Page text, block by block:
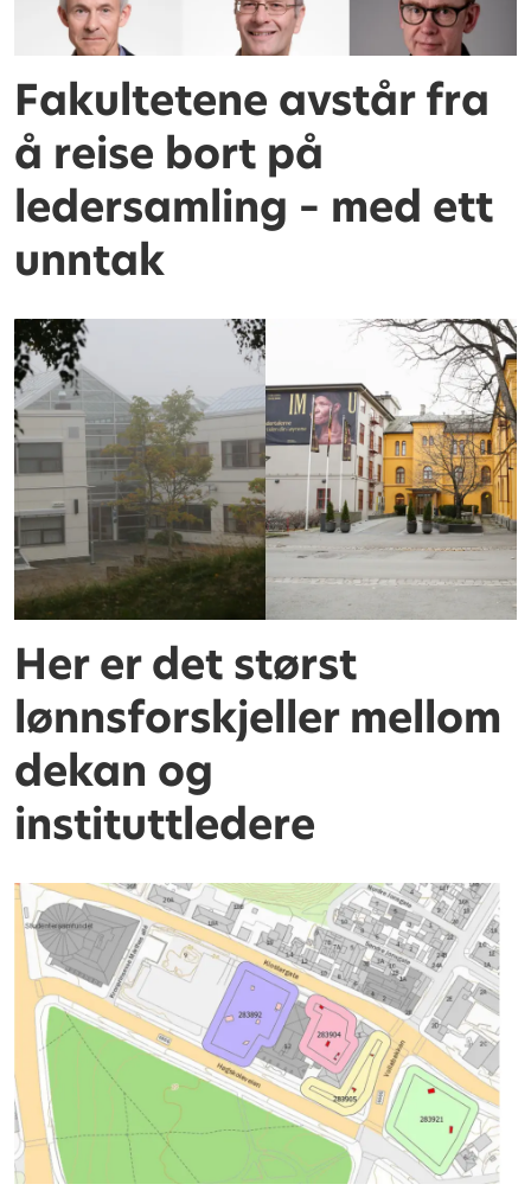
Fakultetene avstår fra
å reise bort på
ledersamling – med ett
unntak
Her er det størst
lønnsforskjeller mellom
dekan og
instituttledere